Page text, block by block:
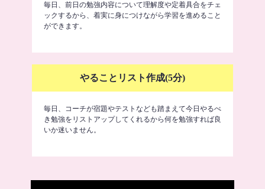
毎日、前日の勉強内容について理解度や定着具合をチェ
ックするから、着実に身につけながら学習を進めること
ができます。
やることリスト作成(5分)
毎日、コーチが宿題やテストなども踏まえて今日やるべ
き勉強をリストアップしてくれるから何を勉強すれば良
いか迷いません。